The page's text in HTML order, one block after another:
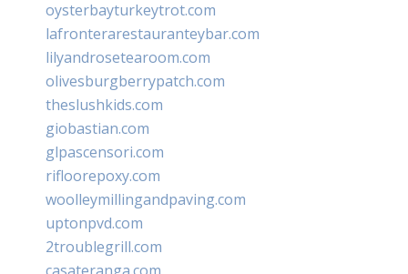
oysterbayturkeytrot.com
lafronterarestauranteybar.com
lilyandrosetearoom.com
olivesburgberrypatch.com
theslushkids.com
giobastian.com
glpascensori.com
rifloorepoxy.com
woolleymillingandpaving.com
uptonpvd.com
2troublegrill.com